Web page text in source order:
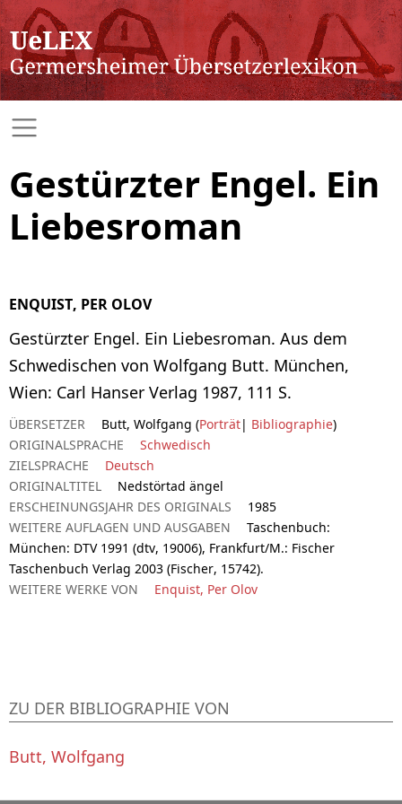
Gestürzter Engel. Ein
Liebesroman
ENQUIST, PER OLOV
Gestürzter Engel. Ein Liebesroman. Aus dem
Schwedischen von Wolfgang Butt. München,
Wien: Carl Hanser Verlag 1987, 111 S.
ÜBERSETZER Butt, Wolfgang (Porträt| Bibliographie)
ORIGINALSPRACHE
Schwedisch
ZIELSPRACHE
Deutsch
ORIGINALTITEL
Nedstörtad ängel
ERSCHEINUNGSJAHR DES ORIGINALS
1985
WEITERE AUFLAGEN UND AUSGABEN
Taschenbuch:
München: DTV 1991 (dtv, 19006), Frankfurt/M.: Fischer
Taschenbuch Verlag 2003 (Fischer, 15742).
WEITERE WERKE VON
Enquist, Per Olov
ZU DER BIBLIOGRAPHIE VON
Butt, Wolfgang